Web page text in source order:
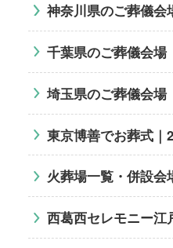
神奈川県のご葬儀会
千葉県のご葬儀会場
埼玉県のご葬儀会場
東京博善でお葬式｜
火葬場一覧・併設会
西葛西セレモニー江